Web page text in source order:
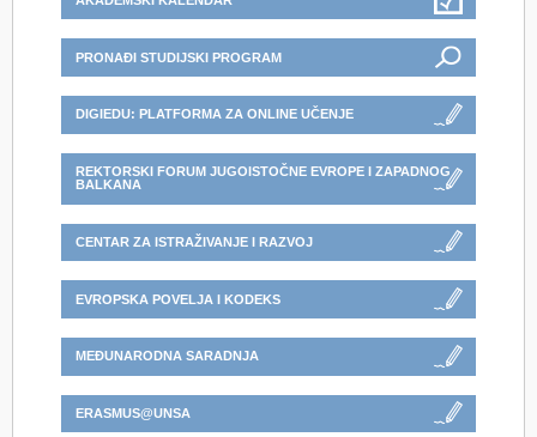
PRONAĐI STUDIJSKI PROGRAM
DIGIEDU: PLATFORMA ZA ONLINE UČENJE
REKTORSKI FORUM JUGOISTOČNE EVROPE I ZAPADNOG
BALKANA
CENTAR ZA ISTRAŽIVANJE I RAZVOJ
EVROPSKA POVELJA I KODEKS
MEĐUNARODNA SARADNJA
ERASMUS@UNSA